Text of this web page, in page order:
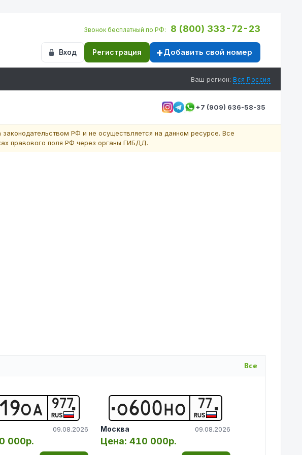
Звонок бесплатный по РФ: 8 (800) 333-72-23
Вход Регистрация Добавить свой номер
Ваш регион: Вся Россия
+7 (909) 636-58-35
РФ и не осуществляется на данном ресурсе. Все
правового поля РФ через органы ГИБДД.
Все
1 9ОА 977
RUS
09.08.2026
000р.
О600НО 77
RUS
Москва 09.08.2026
Цена: 410 000р.